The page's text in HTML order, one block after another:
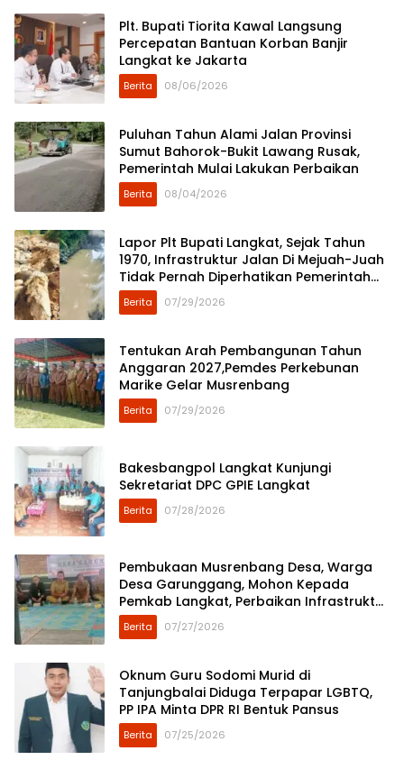
Plt. Bupati Tiorita Kawal Langsung
Percepatan Bantuan Korban Banjir
Langkat ke Jakarta
Berita 08/06/2026
Puluhan Tahun Alami Jalan Provinsi
Sumut Bahorok-Bukit Lawang Rusak,
Pemerintah Mulai Lakukan Perbaikan
Berita 08/04/2026
Lapor Plt Bupati Langkat, Sejak Tahun
1970, Infrastruktur Jalan Di Mejuah-Juah
Tidak Pernah Diperhatikan Pemerintah
Kabupaten Langkat
Berita 07/29/2026
Tentukan Arah Pembangunan Tahun
Anggaran 2027,Pemdes Perkebunan
Marike Gelar Musrenbang
Berita 07/29/2026
Bakesbangpol Langkat Kunjungi
Sekretariat DPC GPIE Langkat
Berita 07/28/2026
Pembukaan Musrenbang Desa, Warga
Desa Garunggang, Mohon Kepada
Pemkab Langkat, Perbaikan Infrastruktur
di Dusun Mejuah-Juah
Berita 07/27/2026
Oknum Guru Sodomi Murid di
Tanjungbalai Diduga Terpapar LGBTQ,
PP IPA Minta DPR RI Bentuk Pansus
Berita 07/25/2026